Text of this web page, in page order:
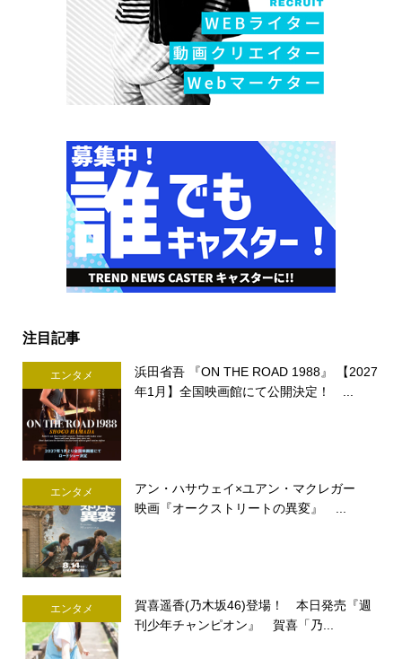
注目記事
エンタメ
浜田省吾 『ON THE ROAD 1988』 【2027
年1月】全国映画館にて公開決定！ ...
エンタメ
アン・ハサウェイ×ユアン・マクレガー
映画『オークストリートの異変』 ...
エンタメ
賀喜遥香(乃木坂46)登場！ 本日発売『週
刊少年チャンピオン』 賀喜「乃...